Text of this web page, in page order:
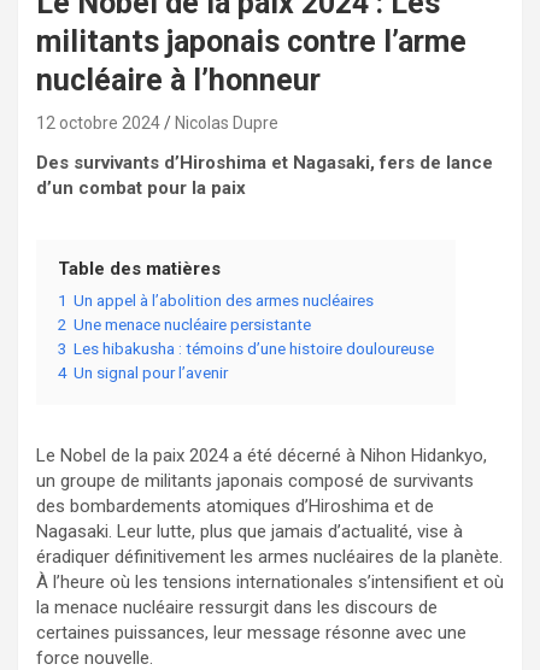
militants japonais contre l’arme
nucléaire à l’honneur
12 octobre 2024 Nicolas Dupre
Des survivants d’Hiroshima et Nagasaki, fers de lance
d’un combat pour la paix
Table des matières
1 Un appel à l’abolition des armes nucléaires
2 Une menace nucléaire persistante
3 Les hibakusha : témoins d’une histoire douloureuse
4 Un signal pour l’avenir
Le Nobel de la paix 2024 a été décerné à Nihon Hidankyo,
un groupe de militants japonais composé de survivants
des bombardements atomiques d’Hiroshima et de
Nagasaki. Leur lutte, plus que jamais d’actualité, vise à
éradiquer définitivement les armes nucléaires de la planète.
À l’heure où les tensions internationales s’intensifient et où
la menace nucléaire ressurgit dans les discours de
certaines puissances, leur message résonne avec une
force nouvelle.